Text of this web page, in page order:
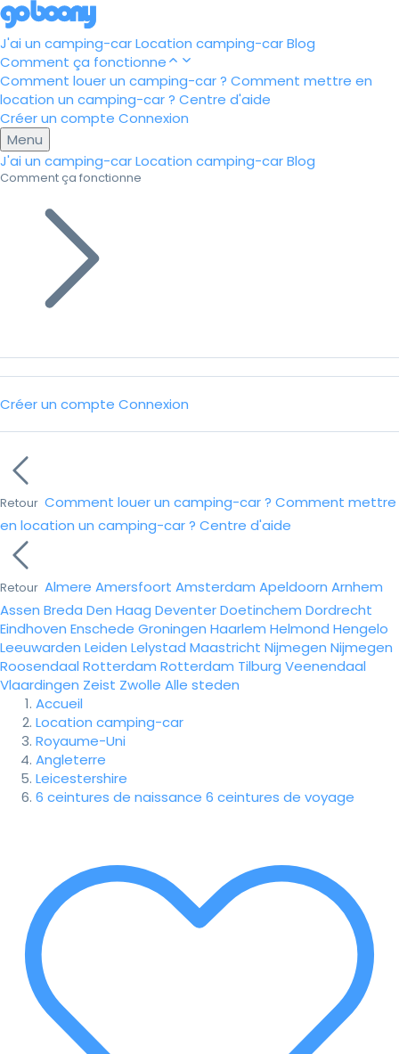
J'ai un camping-carLocation camping-carBlog
Comment ça fonctionne
Comment louer un camping-car ? Comment mettre en
location un camping-car ? Centre d'aide
Créer un compte Connexion
Menu
J'ai un camping-carLocation camping-carBlog
Comment ça fonctionne
Créer un compte Connexion
Retour Comment louer un camping-car ? Comment mettre
en location un camping-car ? Centre d'aide
Retour Almere Amersfoort Amsterdam Apeldoorn Arnhem
Assen Breda Den Haag DeventerDoetinchem Dordrecht
Eindhoven Enschede Groningen Haarlem Helmond Hengelo
Leeuwarden Leiden Lelystad Maastricht Nijmegen Nijmegen
Roosendaal Rotterdam Rotterdam Tilburg Veenendaal
Vlaardingen Zeist Zwolle Alle steden
Accueil
Location camping-car
Royaume-Uni
Angleterre
Leicestershire
6 ceintures de naissance 6 ceintures de voyage